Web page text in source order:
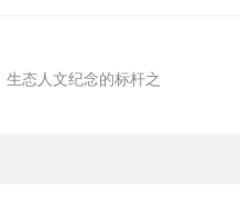
态人文纪念的标杆之